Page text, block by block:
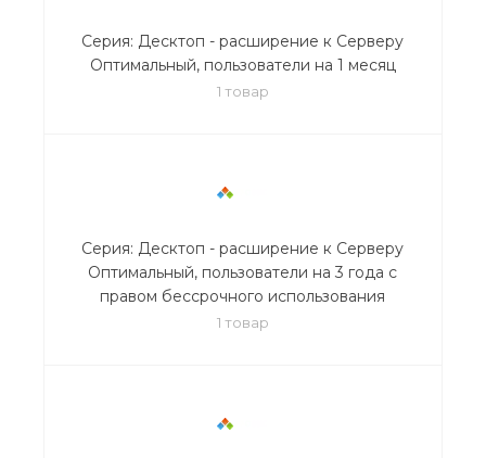
Серия: Десктоп - расширение к Серверу
Оптимальный, пользователи на 1 месяц
1 товар
Серия: Десктоп - расширение к Серверу
Оптимальный, пользователи на 3 года с
правом бессрочного использования
1 товар